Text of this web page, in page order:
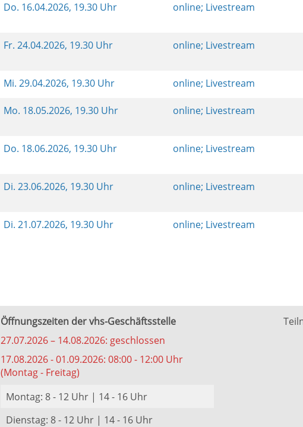
Do. 16.04.2026, 19.30 Uhr online; Livestream
Fr. 24.04.2026, 19.30 Uhr online; Livestream
Mi. 29.04.2026, 19.30 Uhr online; Livestream
Mo. 18.05.2026, 19.30 Uhr online; Livestream
Do. 18.06.2026, 19.30 Uhr online; Livestream
Di. 23.06.2026, 19.30 Uhr online; Livestream
Di. 21.07.2026, 19.30 Uhr online; Livestream
Öffnungszeiten der vhs-Geschäftsstelle
27.07.2026 – 14.08.2026: geschlossen
17.08.2026 - 01.09.2026: 08:00 - 12:00 Uhr
(Montag - Freitag)
Montag: 8 - 12 Uhr | 14 - 16 Uhr
Dienstag: 8 - 12 Uhr | 14 - 16 Uhr